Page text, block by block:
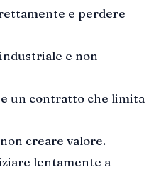
e perdere
e non
un contratto che limita
creare valore.
lentamente a